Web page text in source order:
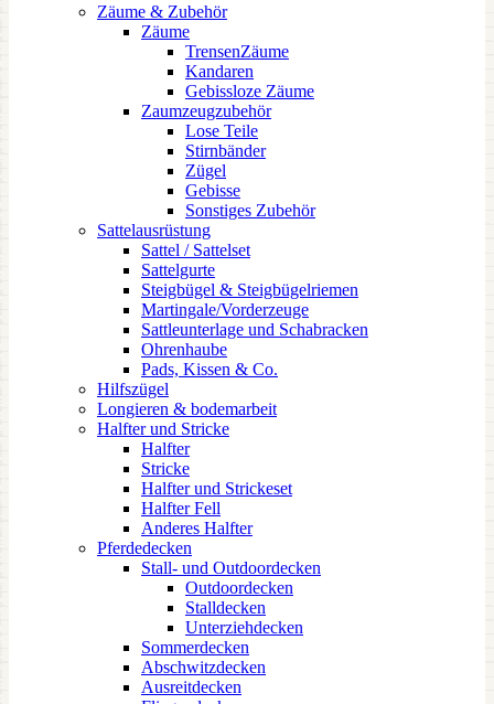
Zäume & Zubehör
Zäume
TrensenZäume
Kandaren
Gebissloze Zäume
Zaumzeugzubehör
Lose Teile
Stirnbänder
Zügel
Gebisse
Sonstiges Zubehör
Sattelausrüstung
Sattel / Sattelset
Sattelgurte
Steigbügel & Steigbügelriemen
Martingale/Vorderzeuge
Sattleunterlage und Schabracken
Ohrenhaube
Pads, Kissen & Co.
Hilfszügel
Longieren & bodemarbeit
Halfter und Stricke
Halfter
Stricke
Halfter und Strickeset
Halfter Fell
Anderes Halfter
Pferdedecken
Stall- und Outdoordecken
Outdoordecken
Stalldecken
Unterziehdecken
Sommerdecken
Abschwitzdecken
Ausreitdecken